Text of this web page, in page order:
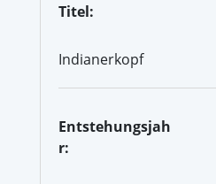
Titel:
Indianerkopf
Entstehungsjah
r: